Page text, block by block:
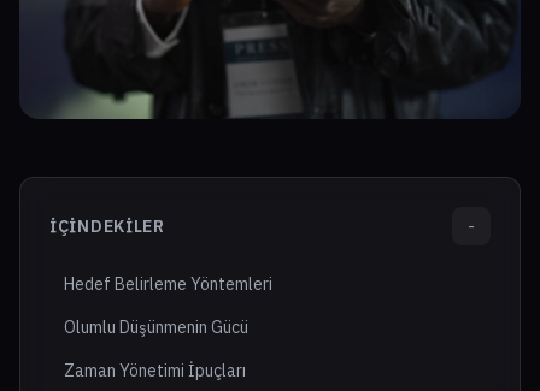
İÇINDEKILER -
Hedef Belirleme Yöntemleri
Olumlu Düşünmenin Gücü
Zaman Yönetimi İpuçları